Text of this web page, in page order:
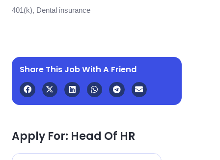
401(k), Dental insurance
Share This Job With A Friend
Apply For: Head Of HR